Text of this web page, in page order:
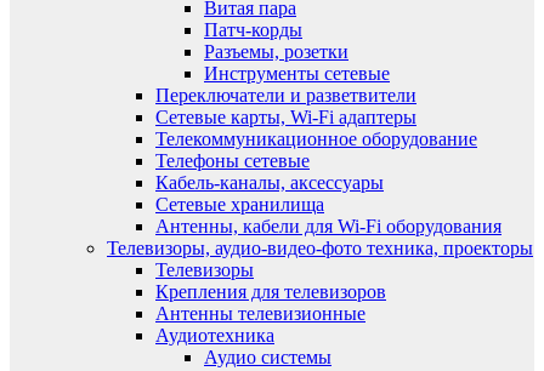
Витая пара
Патч-корды
Разъемы, розетки
Инструменты сетевые
Переключатели и разветвители
Сетевые карты, Wi-Fi адаптеры
Телекоммуникационное оборудование
Телефоны сетевые
Кабель-каналы, аксессуары
Сетевые хранилища
Антенны, кабели для Wi-Fi оборудования
Телевизоры, аудио-видео-фото техника, проекторы
Телевизоры
Крепления для телевизоров
Антенны телевизионные
Аудиотехника
Аудио системы